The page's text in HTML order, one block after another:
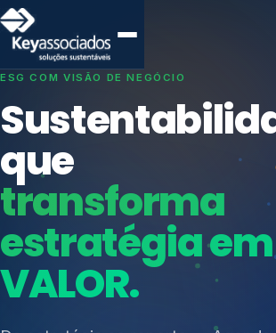
SISTEMAS DE GESTÃO OTIMIZADOS E
Conformidade
protege seu
negócio.
Consultoria, auditoria e treinamentos
ISO 27701, ISO 42001, ISO 37001,
Índices de Mercado
Mudanças Climáticas
Reputação e Cadeia
Reporte Regulatório